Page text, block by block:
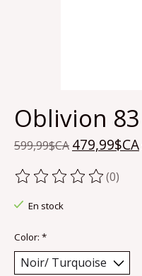
Oblivion
599,99$CA 479,99$CA
Ce produit est évalué à
(0)
En stock
Color: *